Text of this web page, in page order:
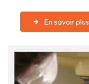
En savoir plus